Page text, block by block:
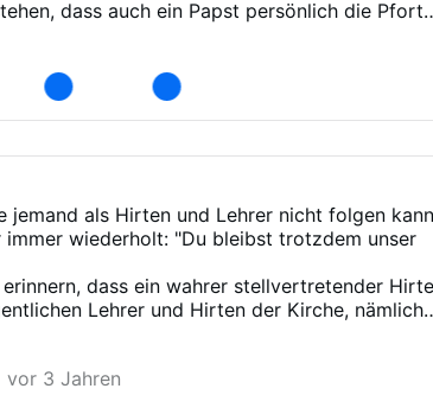
dass auch ein Papst persönlich die
kann, ohne dass die von Jesus Christus mit
ihrer irdischen Pilgerschaft mit dem Papstamt
Kirche gleich auch da mitgenommen
Äußerungen erkennen lassen: Nein!
jemand als Hirten und Lehrer nicht folgen
immer wiederholt: "Du bleibst trotzdem unser
dass ein wahrer stellvertretender
Lehrer und Hirten der Kirche, nämlich
sie ihm als stellvertretenden Hirten auch
(an) erkennen kann?
vor 3 Jahren